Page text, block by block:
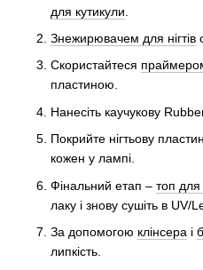
для кутикули
Знежирювачем для нігтів
Скористайтеся
пластиною.
Нанесіть каучукову
Покрийте нігтьову
кожен у лампі.
Фінальний етап – топ для
лаку і знову сушіть в UV/
За допомогою клінсера і
липкість.